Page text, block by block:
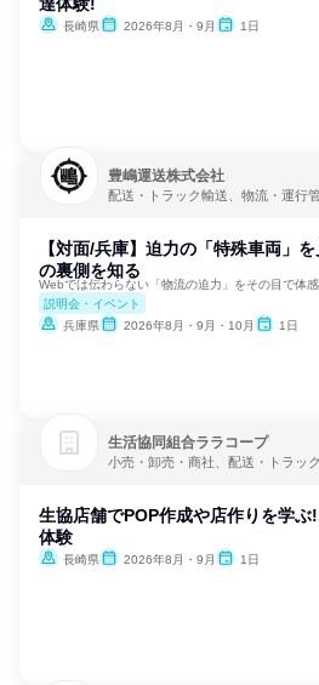
長崎県 2026年8月・9月 1日
豊嶋運送株式会社
配送・トラック輸送、物流・運行
【対面/兵庫】迫力の「特殊車両」
の裏側を知る
Webでは伝わらない「物流の迫力」をその目で体感
説明会・イベント
兵庫県
2026年8月・9月・10月 1日
生活協同組合ララコープ
小売・卸売・商社、配送・トラッ
生協店舗でPOP作成や店作りを学ぶ
体験
長崎県 2026年8月・9月 1日